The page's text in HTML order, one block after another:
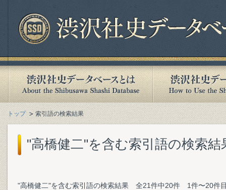
トップ 索引語の検索結果
"高橋健二"を含む索引語の検索結
"高橋健二"を含む索引語の検索結果 全21件中20件 1件〜20件